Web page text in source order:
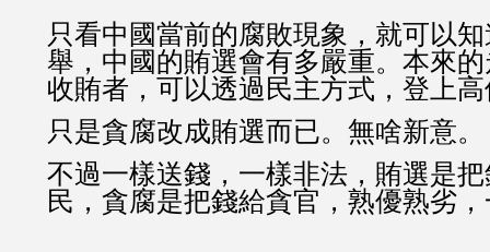
只看中國當前的腐敗現象，就可以
舉，中國的賄選會有多嚴重。本來
收賄者，可以透過民主方式，登上
只是貪腐改成賄選而已。無啥新意。
不過一樣送錢，一樣非法，賄選是
民，貪腐是把錢給貪官，熟優熟劣